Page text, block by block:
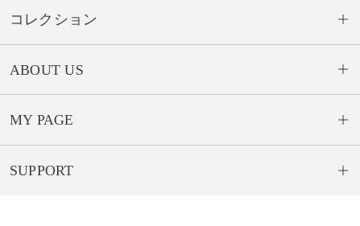
コレクション
ABOUT US
MY PAGE
SUPPORT